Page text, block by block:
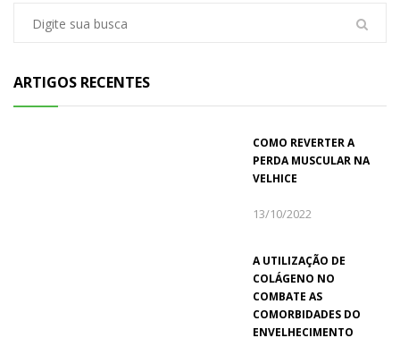
ARTIGOS RECENTES
COMO REVERTER A
PERDA MUSCULAR NA
VELHICE
13/10/2022
A UTILIZAÇÃO DE
COLÁGENO NO
COMBATE AS
COMORBIDADES DO
ENVELHECIMENTO